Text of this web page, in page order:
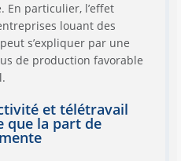
En particulier, l’effet
louant des
s’expliquer par une
de production favorable
et télétravail
que la part de